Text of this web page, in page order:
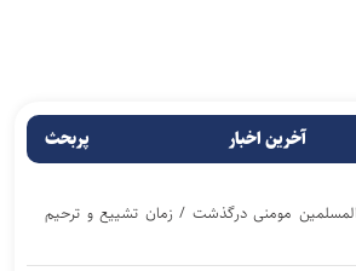
آخرین اخبار پربحث
مومنی درگذشت / زمان تشییع و ترحیم